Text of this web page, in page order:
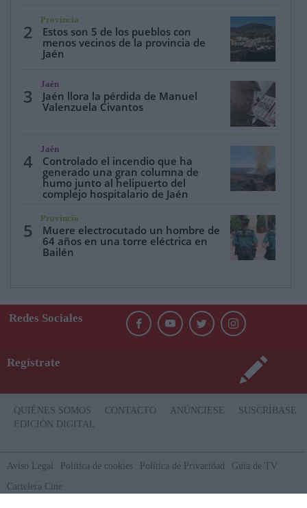
2
Provincia
Estos son 5 de los pueblos con
menos vecinos de la provincia de
Jaén
3
Jaén
Jaén llora la pérdida de Manuel
Valenzuela Civantos
4
Jaén
Controlado el incendio que ha
generado una gran columna de
humo junto al helipuerto del
complejo hospitalario de Jaén
5
Provincia
Muere electrocutado un hombre de
64 años en una torre eléctrica en
Bailén
Redes Sociales
Regístrate
QUIÉNES SOMOS CONTACTO ANÚNCIESE
SUSCRÍBASE
EDICIÓN DIGITAL
Aviso Legal Politica de cookies Política de Privacidad
Guía de TV
Cartelera Cine